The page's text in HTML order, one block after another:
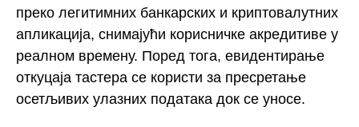
преко легитимних банкарских и криптовалутних
апликација, снимајући корисничке акредитиве у
реалном времену. Поред тога, евидентирање
откуцаја тастера се користи за пресретање
осетљивих улазних података док се уносе.